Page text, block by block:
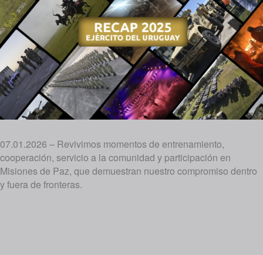
07.01.2026 – Revivimos momentos de entrenamiento,
cooperación, servicio a la comunidad y participación en
Misiones de Paz, que demuestran nuestro compromiso dentro
y fuera de fronteras.